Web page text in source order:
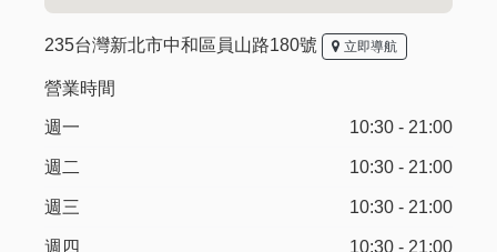
235台灣新北市中和區員山路180號 立即導航
營業時間
週一 10:30 - 21:00
週二 10:30 - 21:00
週三 10:30 - 21:00
週四 10:30 - 21:00